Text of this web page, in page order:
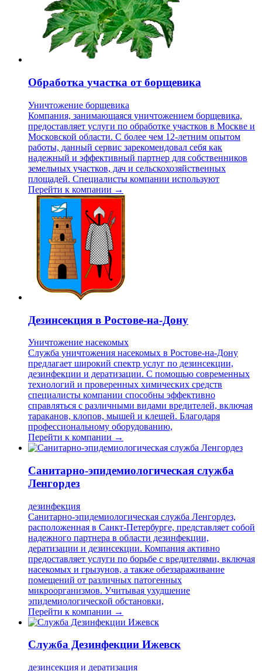
Обработка участка от борщевика
Уничтожение борщевика
Компания, занимающаяся уничтожением борщевика,
предоставляет услуги по обработке участков в Москве и
Московской области. С более чем 12-летним опытом
работы, данный сервис зарекомендовал себя как
надежный и эффективный партнер для собственников
земельных участков, дач и сельскохозяйственных
площадей. Специалисты компании используют
Перейти к компании →
Дезинсекция в Ростове-на-Дону
Уничтожение насекомых
Служба уничтожения насекомых в Ростове-на-Дону
предлагает широкий спектр услуг по дезинсекции,
дезинфекции и дератизации. С помощью современных
технологий и проверенных химических средств
специалисты компании способны эффективно
справляться с различными видами вредителей, включая
тараканов, клопов, мышей и клещей. Благодаря
профессиональному оборудованию,
Перейти к компании →
Санитарно-эпидемиологическая служба
Ленгордез
дезинфекция
Санитарно-эпидемиологическая служба Ленгордез,
расположенная в Санкт-Петербурге, представляет собой
надежного партнера в области дезинфекции,
дератизации и дезинсекции. Компания активно
предоставляет услуги по борьбе с вредителями, включая
насекомых и грызунов, а также обеззараживание
помещений от различных патогенных
микроорганизмов. Учитывая ухудшение
эпидемиологической обстановки,
Перейти к компании →
Служба Дезинфекции Ижевск
дезинсекция и дератизация